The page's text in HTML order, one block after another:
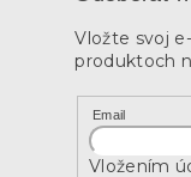
Vložte svoj
produktoch
Email
Vložením